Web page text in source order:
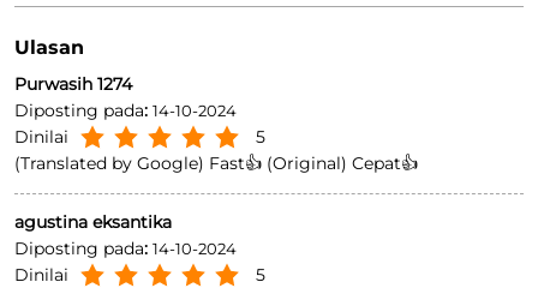
Ulasan
Purwasih 1274
Diposting pada: 14-10-2024
Dinilai
5
(Translated by Google) Fast👍 (Original) Cepat👍
agustina eksantika
Diposting pada: 14-10-2024
Dinilai
5